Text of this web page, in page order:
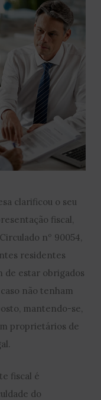
clarificou o seu
fiscal,
nº 90054,
residentes
de estar obrigados
não tenham
mantendo-se,
proprietários de
fiscal é
do